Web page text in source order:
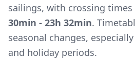
sailings, with crossing times
30min - 23h 32min.
seasonal changes,
and holiday periods.